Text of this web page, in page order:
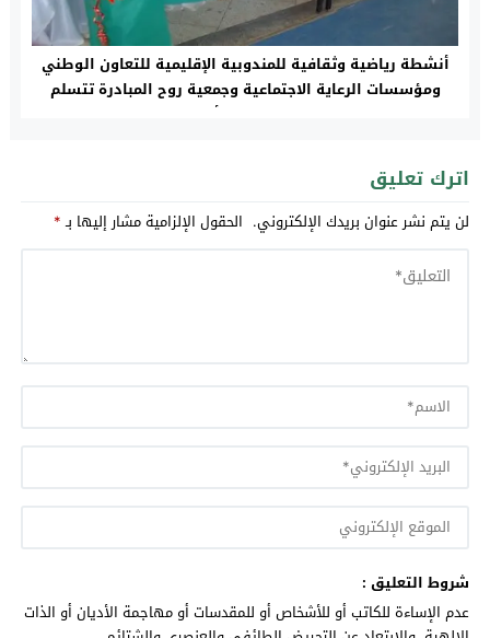
أنشطة رياضية وثقافية للمندوبية الإقليمية للتعاون الوطني
ومؤسسات الرعاية الاجتماعية وجمعية روح المبادرة تتسلم
اترك تعليق
لن يتم نشر عنوان بريدك الإلكتروني. الحقول الإلزامية مشار إليها بـ*
شروط التعليق :
عدم الإساءة للكاتب أو للأشخاص أو للمقدسات أو مهاجمة الأديان أو الذات